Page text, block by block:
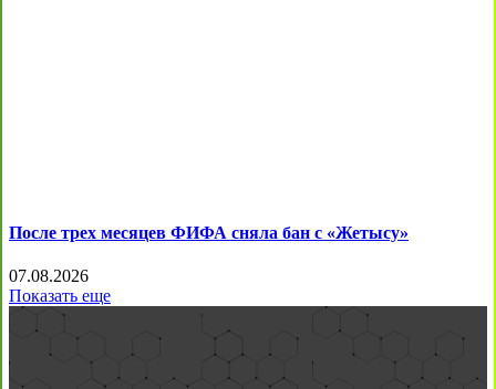
После трех месяцев ФИФА сняла бан с «Жетысу»
07.08.2026
Показать еще